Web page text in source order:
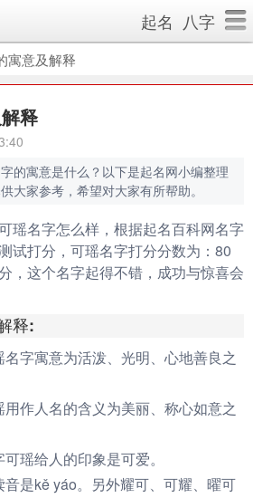
起名 八字
寓意及解释
释
的寓意是什么？以下是起名网小编整理
大家参考，希望对大家有所帮助。
瑶名字怎么样，根据起名百科网名字
试打分，可瑶名字打分分数为：80
，这个名字起得不错，成功与惊喜会
为很棒的名字，80-90分为很好的名
，70分以下为不好的名字）
释:
名字寓意为活泼、光明、心地善良之
用作人名的含义为美丽、称心如意之
瑶给人的印象是可爱。
音是kě yáo。另外耀可、可耀、曜可